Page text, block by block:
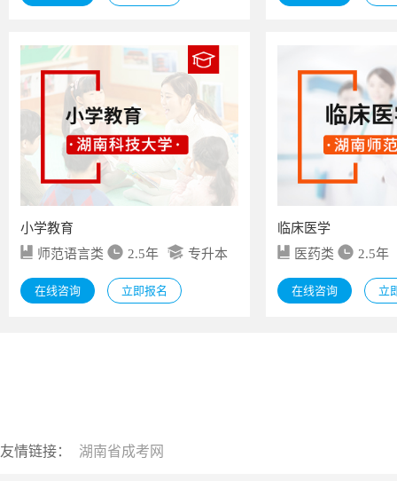
小学教育
师范语言类
2.5年 专升本
在线咨询 立即报名
临床医学
医药类
2.5年
在线咨询 立
友情链接： 湖南省成考网